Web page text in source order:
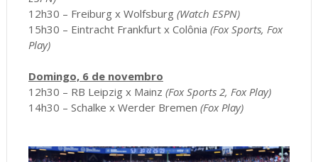
12h30 – Freiburg x Wolfsburg (Watch ESPN)
15h30 – Eintracht Frankfurt x Colônia (Fox Sports, Fox
Play)
Domingo, 6 de novembro
12h30 – RB Leipzig x Mainz (Fox Sports 2, Fox Play)
14h30 – Schalke x Werder Bremen (Fox Play)